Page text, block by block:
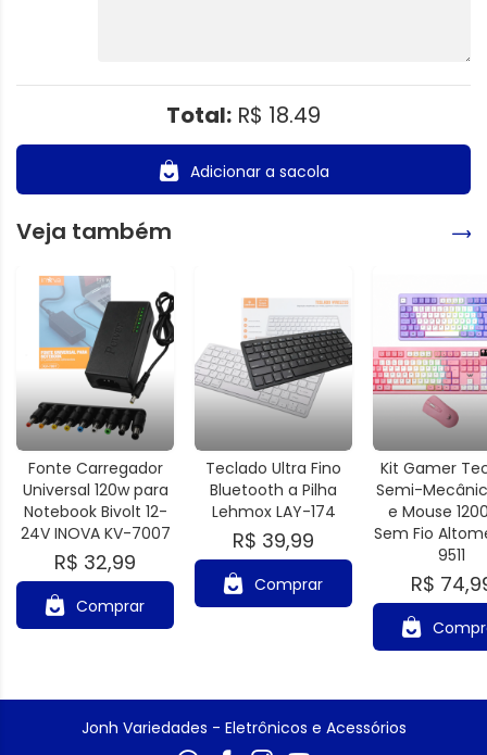
Total: R$ 18.49
Adicionar a sacola
Veja também
Fonte Carregador
Universal 120w para
Notebook Bivolt 12-
24V INOVA KV-7007
R$ 32,99
Comprar
Teclado Ultra Fino
Bluetooth a Pilha
Lehmox LAY-174
R$ 39,99
Comprar
Kit Gamer
Semi-
e Mouse
Sem Fio
9511
R$
Jonh Variedades - Eletrônicos e Acessórios